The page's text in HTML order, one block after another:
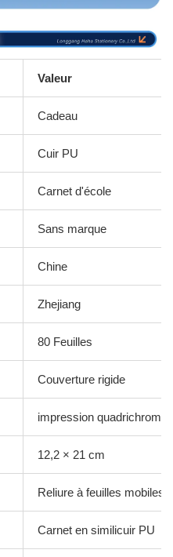
Valeur
Cadeau
Cuir PU
Carnet d'école
Sans marque
Chine
Zhejiang
80 Feuilles
Couverture rigide
impression quadrichromie
12,2 × 21 cm
Reliure à feuilles mobiles
Carnet en similicuir PU